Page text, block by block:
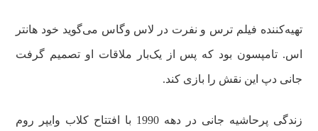
تهیه‌کننده فیلم ترس و نفرت در لاس وگاس می‌گوید خود هانتر
اس. تامپسون بود که پس از یک‌بار ملاقات او تصمیم گرفت
جانی دپ این نقش را بازی کند.
زندگی پرحاشیه‌ جانی در دهه 1990 با افتتاح کلاب وایپر روم